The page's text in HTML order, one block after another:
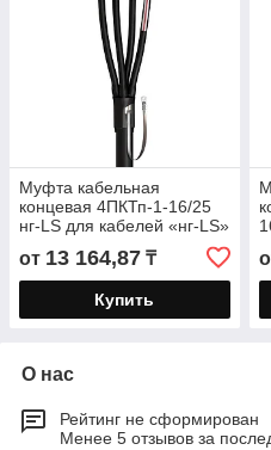
Муфта кабельная
концевая 4ПКТп-1-16/25
нг-LS для кабелей «нг-LS»
с пластмассовой
изоляцией до 1кВ
от 13 164,87 ₸
Купить
О нас
Рейтинг не сформирован
Менее 5 отзывов за